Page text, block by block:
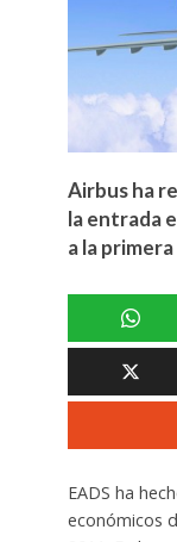
Airbus ha
la entrada
a la
EADS ha
económicos